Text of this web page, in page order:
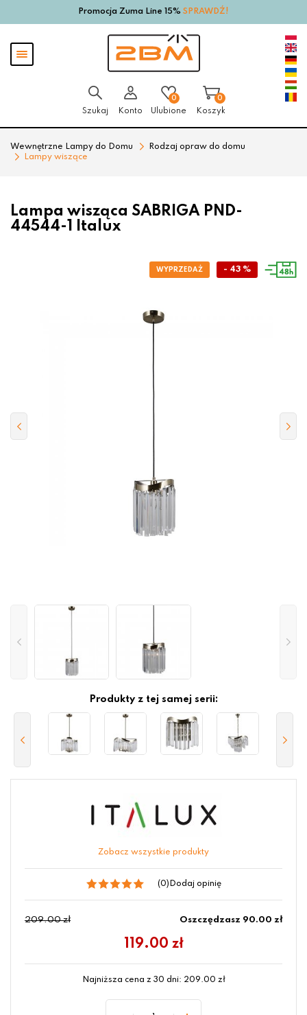
Przejdź
głównego
Przejdź
menu
stopce
Promocja Zuma Line 15% SPRAWDŹ!
Pokaż
menu
Szukaj Konto
0
Ulubione
0
Koszyk
Wewnętrzne Lampy do Domu
Rodzaj opraw do domu
Lampy wiszące
Lampa wisząca SABRIGA PND-
44544-1 Italux
- 43 %
Produkty z tej samej serii:
Zobacz wszystkie produkty
(0) Dodaj opinię
209.00 zł Oszczędzasz 90.00 zł
119.00 zł
Najniższa cena z 30 dni: 209.00 zł